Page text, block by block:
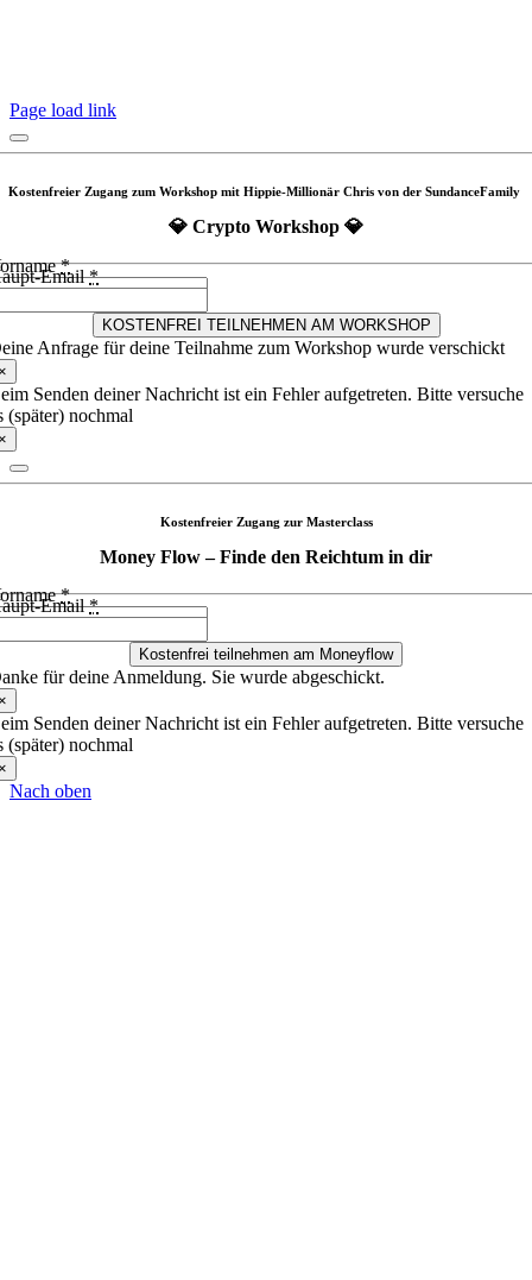
Page load link
Kostenfreier Zugang zum Workshop mit Hippie-Millionär Chris von der SundanceFamily
💎 Crypto Workshop 💎
*
Email*
KOSTENFREI TEILNEHMEN AM WORKSHOP
Anfrage für deine Teilnahme zum Workshop wurde verschickt
Senden deiner Nachricht ist ein Fehler aufgetreten. Bitte versuche
(später) nochmal
Kostenfreier Zugang zur Masterclass
Money Flow – Finde den Reichtum in dir
*
Email*
Kostenfrei teilnehmen am Moneyflow
für deine Anmeldung. Sie wurde abgeschickt.
Senden deiner Nachricht ist ein Fehler aufgetreten. Bitte versuche
(später) nochmal
Nach oben